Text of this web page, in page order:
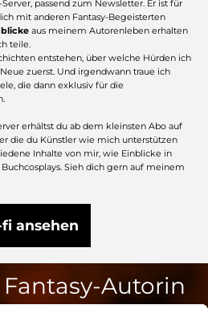
passend zum Newsletter. Er ist für
mit anderen Fantasy-Begeisterten
aus meinem Autorenleben erhalten
teile.
entstehen, über welche Hürden ich
zuerst. Und irgendwann traue ich
die dann exklusiv für die
erhältst du ab dem kleinsten Abo auf
die du Künstler wie mich unterstützen
Inhalte von mir, wie Einblicke in
Sieh dich gern auf meinem
fi ansehen
Fantasy-Autorin